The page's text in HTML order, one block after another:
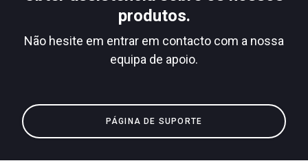
produtos.
Não hesite em entrar em contacto com a nossa
equipa de apoio.
PÁGINA DE SUPORTE